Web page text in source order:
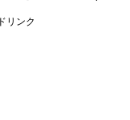
リンク